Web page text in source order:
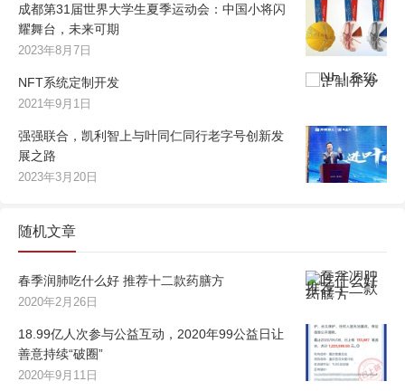
成都第31届世界大学生夏季运动会：中国小将闪
耀舞台，未来可期
2023年8月7日
NFT系统定制开发
2021年9月1日
强强联合，凯利智上与叶同仁同行老字号创新发
展之路
2023年3月20日
随机文章
春季润肺吃什么好 推荐十二款药膳方
2020年2月26日
18.99亿人次参与公益互动，2020年99公益日让
善意持续“破圈”
2020年9月11日